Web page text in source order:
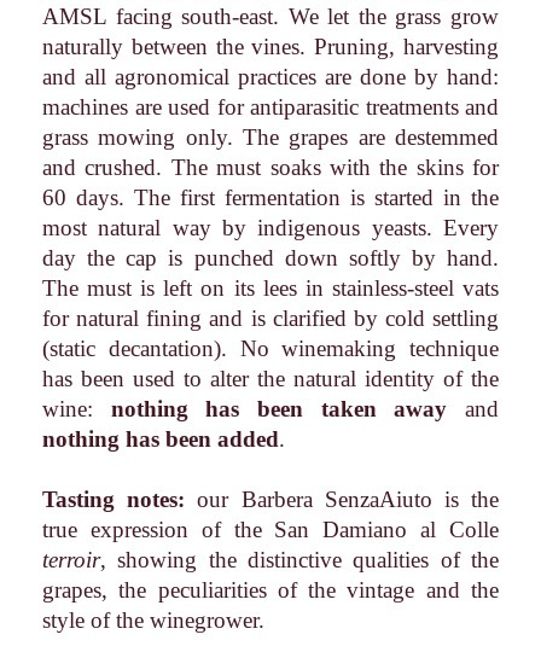
AMSL facing south-east. We let the grass grow
naturally between the vines. Pruning, harvesting
and all agronomical practices are done by hand:
machines are used for antiparasitic treatments and
grass mowing only. The grapes are destemmed
and crushed. The must soaks with the skins for
60 days. The first fermentation is started in the
most natural way by indigenous yeasts. Every
day the cap is punched down softly by hand.
The must is left on its lees in stainless-steel vats
for natural fining and is clarified by cold settling
(static decantation). No winemaking technique
has been used to alter the natural identity of the
wine: nothing has been taken awayand
nothing has been added.
Tasting notes: our Barbera SenzaAiuto is the
true expression of the San Damiano al Colle
terroir, showing the distinctive qualities of the
grapes, the peculiarities of the vintage and the
style of the winegrower.